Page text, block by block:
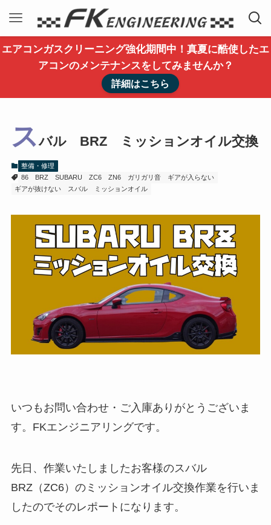
エアコンガスクリーニング強化期間中！真夏に酷使したエ
アコンのメンテナンスをしてみませんか？
詳細はこちら
スバル BRZ ミッションオイル交換
整備・修理
86
BRZ SUBARU ZC6 ZN6 ガリガリ音
ギアが入らない
ギアが抜けない
スバル ミッションオイル
いつもお問い合わせ・ご入庫ありがとうございま
す。FKエンジニアリングです。
先日、作業いたしましたお客様のスバル
BRZ（ZC6）のミッションオイル交換作業を行いま
したのでそのレポートになります。